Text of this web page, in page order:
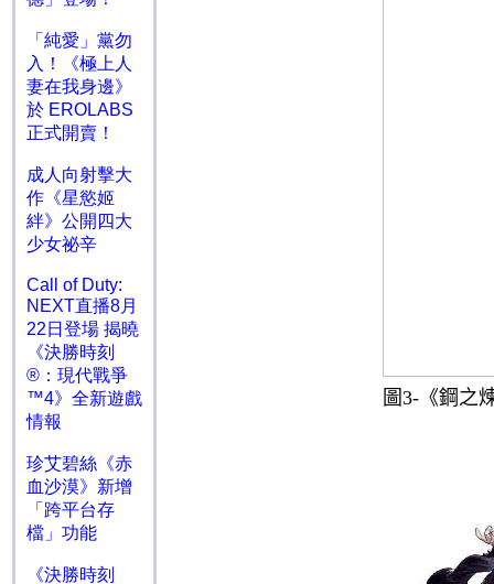
「純愛」黨勿
入！《極上人
妻在我身邊》
於 EROLABS
正式開賣！
成人向射擊大
作《星慾姬
絆》公開四大
少女祕辛
Call of Duty:
NEXT直播8月
22日登場 揭曉
《決勝時刻
®：現代戰爭
™4》全新遊戲
情報
珍艾碧絲《赤
血沙漠》新增
「跨平台存
檔」功能
《決勝時刻
圖3-《鋼之